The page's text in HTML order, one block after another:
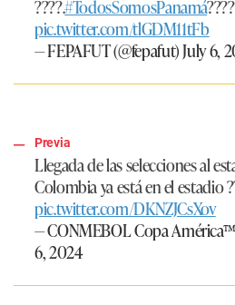
????.#TodosSomosPanamá
pic.twitter.com/tlGDM11tFb
— FEPAFUT (@fepafut)July 6,
Previa
Llegada de las selecciones al
Colombia ya está en el estadio
pic.twitter.com/DKNZJCsXov
— CONMEBOL Copa
6, 2024